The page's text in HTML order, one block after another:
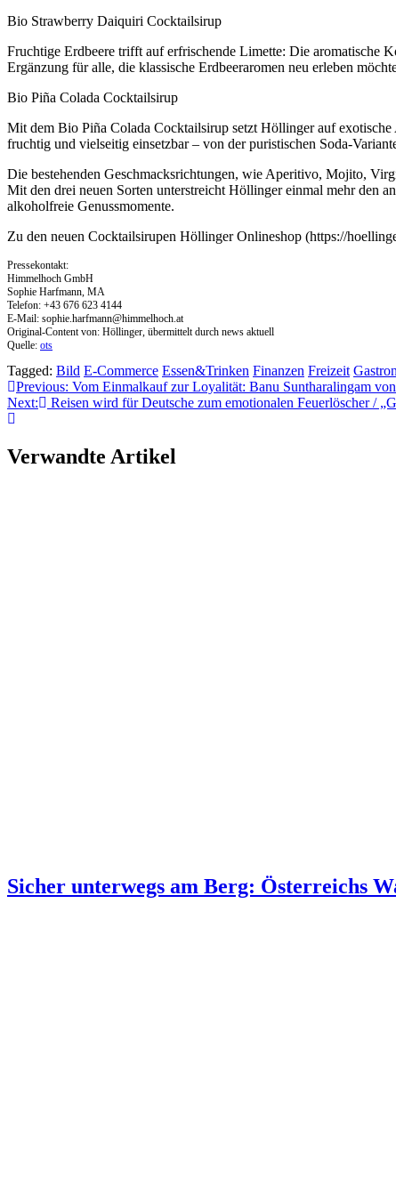
Bio Strawberry Daiquiri Cocktailsirup
Fruchtige Erdbeere trifft auf erfrischende Limette: Die aromatische
Ergänzung für alle, die klassische Erdbeeraromen neu erleben
Bio Piña Colada Cocktailsirup
Mit dem Bio Piña Colada Cocktailsirup setzt Höllinger auf
fruchtig und vielseitig einsetzbar – von der puristischen Soda-
Die bestehenden Geschmacksrichtungen, wie Aperitivo, Mojito,
Mit den drei neuen Sorten unterstreicht Höllinger einmal mehr den
alkoholfreie Genussmomente.
Zu den neuen Cocktailsirupen Höllinger Onlineshop (https://
Pressekontakt:
Himmelhoch GmbH
Sophie Harfmann, MA
Telefon: +43 676 623 4144
E-Mail: sophie.harfmann@himmelhoch.at
Original-Content von: Höllinger, übermittelt durch news aktuell
Quelle: ots
Tagged: Bild E-Commerce Essen&Trinken Finanzen Freizeit
Beitragsnavigation
Previous: Vom Einmalkauf zur Loyalität: Banu Suntharalingam
Next:
Reisen wird für Deutsche zum emotionalen Feuerlöscher /
Verwandte Artikel
Sicher unterwegs am Berg: Österreichs